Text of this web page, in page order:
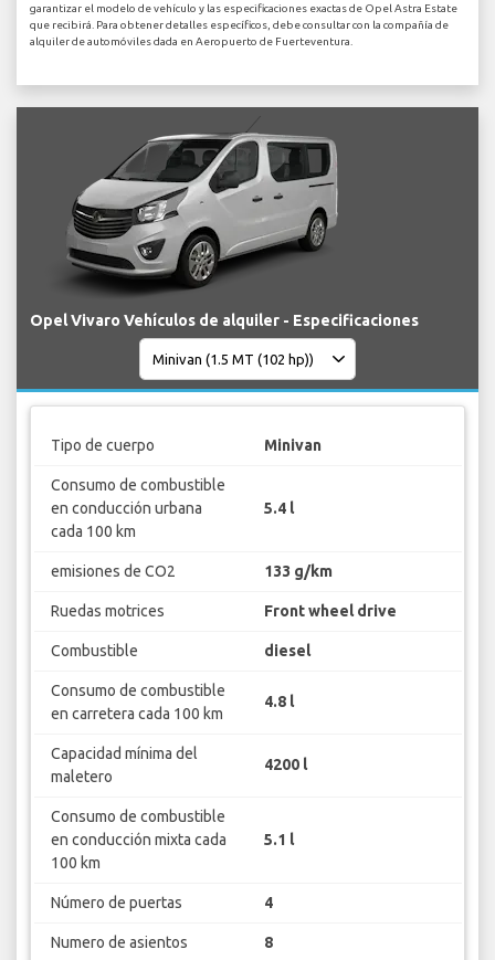
garantizar el modelo de vehículo y las especificaciones exactas de Opel Astra Estate
que recibirá. Para obtener detalles específicos, debe consultar con la compañía de
alquiler de automóviles dada en Aeropuerto de Fuerteventura.
Opel Vivaro Vehículos de alquiler - Especificaciones
Tipo de cuerpo Minivan
Consumo de combustible
en conducción urbana
cada 100 km
5.4 l
emisiones de CO2 133 g/km
Ruedas motrices Front wheel drive
Combustible diesel
Consumo de combustible
en carretera cada 100 km
4.8 l
Capacidad mínima del
maletero
4200 l
Consumo de combustible
en conducción mixta cada
100 km
5.1 l
Número de puertas 4
Numero de asientos 8